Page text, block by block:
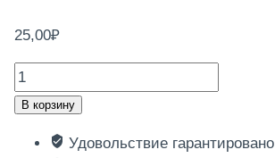
25,00₽
Количество
товара
В корзину
Удовольствие гарантировано